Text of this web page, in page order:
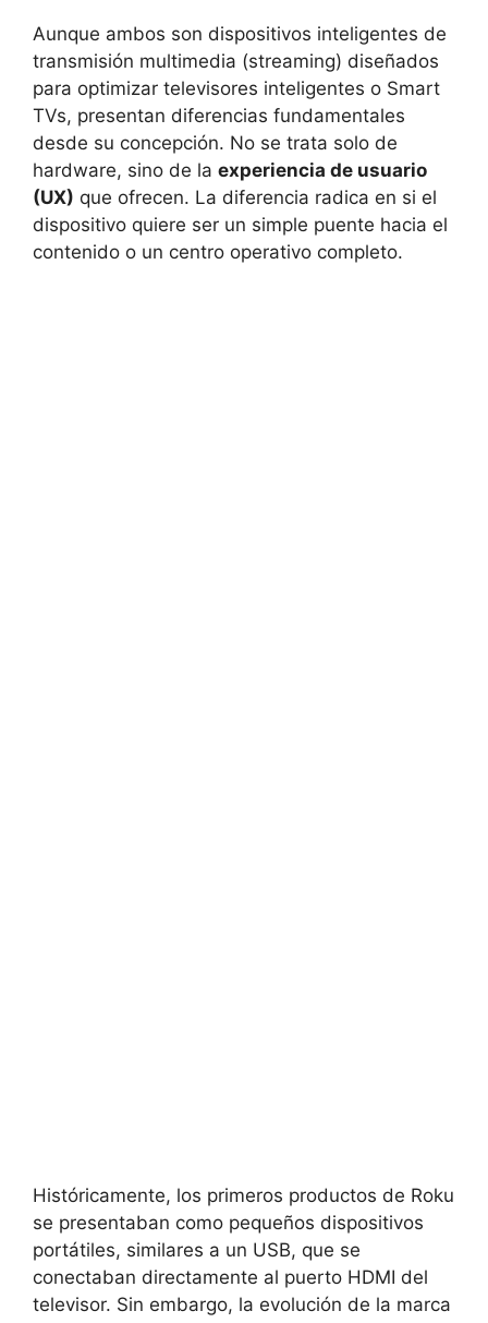
Aunque ambos son dispositivos inteligentes de
transmisión multimedia (streaming) diseñados
para optimizar televisores inteligentes o Smart
TVs, presentan diferencias fundamentales
desde su concepción. No se trata solo de
hardware, sino de la experiencia de usuario
(UX) que ofrecen. La diferencia radica en si el
dispositivo quiere ser un simple puente hacia el
contenido o un centro operativo completo.
Históricamente, los primeros productos de Roku
se presentaban como pequeños dispositivos
portátiles, similares a un USB, que se
conectaban directamente al puerto HDMI del
televisor. Sin embargo, la evolución de la marca